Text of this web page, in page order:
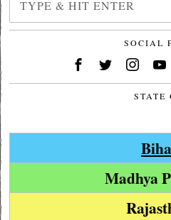
SOCIAL
STATE
Madhya